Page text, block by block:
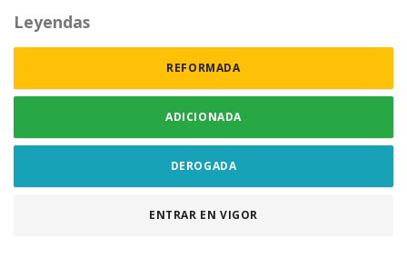
Leyendas
REFORMADA
ADICIONADA
DEROGADA
ENTRAR EN VIGOR